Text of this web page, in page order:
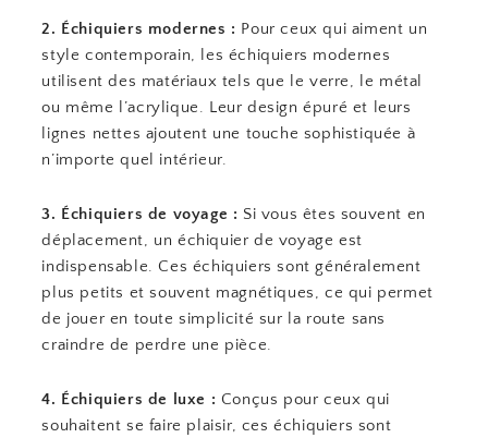
2. Échiquiers modernes : Pour ceux qui aiment un
style contemporain, les échiquiers modernes
utilisent des matériaux tels que le verre, le métal
ou même l’acrylique. Leur design épuré et leurs
lignes nettes ajoutent une touche sophistiquée à
n’importe quel intérieur.
3. Échiquiers de voyage : Si vous êtes souvent en
déplacement, un échiquier de voyage est
indispensable. Ces échiquiers sont généralement
plus petits et souvent magnétiques, ce qui permet
de jouer en toute simplicité sur la route sans
craindre de perdre une pièce.
4. Échiquiers de luxe : Conçus pour ceux qui
souhaitent se faire plaisir, ces échiquiers sont